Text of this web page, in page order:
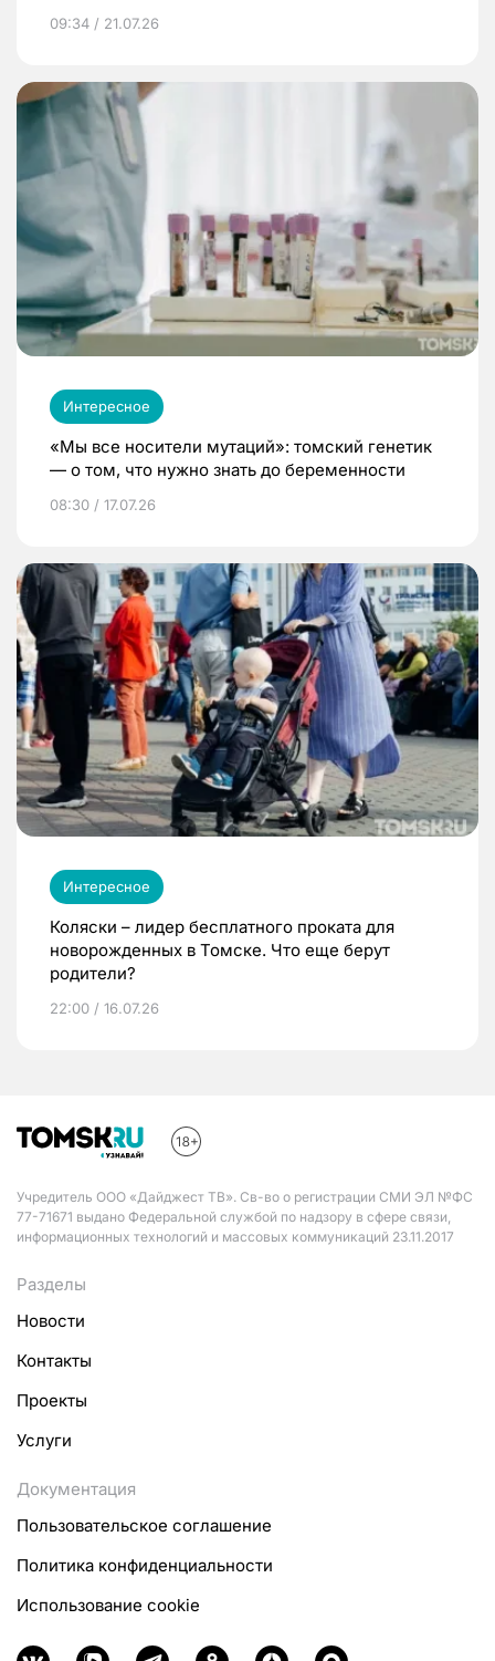
09:34 / 21.07.26
Интересное
«Мы все носители мутаций»: томский генетик
— о том, что нужно знать до беременности
08:30 / 17.07.26
Интересное
Коляски – лидер бесплатного проката для
новорожденных в Томске. Что еще берут
родители?
22:00 / 16.07.26
Учредитель ООО «Дайджест ТВ». Св-во о регистрации СМИ ЭЛ №ФС
77-71671 выдано Федеральной службой по надзору в сфере связи,
информационных технологий и массовых коммуникаций 23.11.2017
Разделы
Новости
Контакты
Проекты
Услуги
Документация
Пользовательское соглашение
Политика конфиденциальности
Использование cookie